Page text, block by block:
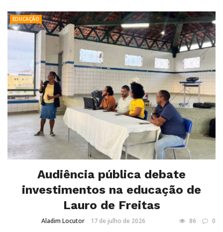
EDUCAÇÃO
Audiência pública debate
investimentos na educação de
Lauro de Freitas
Aladim Locutor 17 de julho de 2026 86 0